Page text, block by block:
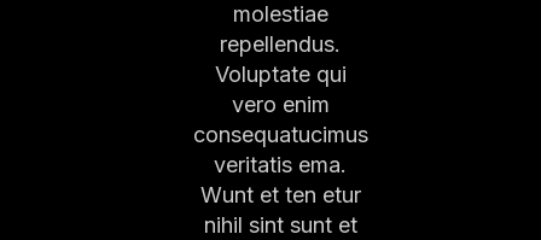
molestiae
repellendus.
Voluptate qui
vero enim
consequatucimus
veritatis ema.
Wunt et ten etur
nihil sint sunt et